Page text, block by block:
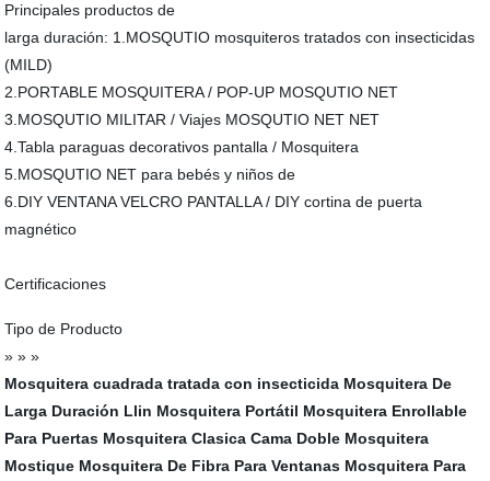
Principales productos de
larga duración: 1.MOSQUTIO mosquiteros tratados con insecticidas
(MILD)
2.PORTABLE MOSQUITERA / POP-UP MOSQUTIO NET
3.MOSQUTIO MILITAR / Viajes MOSQUTIO NET NET
4.Tabla paraguas decorativos pantalla / Mosquitera
5.MOSQUTIO NET para bebés y niños de
6.DIY VENTANA VELCRO PANTALLA / DIY cortina de puerta
magnético
Certificaciones
Tipo de Producto
» » »
Mosquitera cuadrada tratada con insecticida Mosquitera De
Larga Duración Llin Mosquitera Portátil Mosquitera Enrollable
Para Puertas Mosquitera Clasica Cama Doble Mosquitera
Mostique Mosquitera De Fibra Para Ventanas Mosquitera Para